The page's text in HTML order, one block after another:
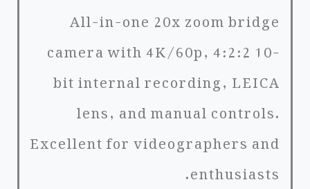
All-in-one 20x zoom bridge
camera with 4K/60p, 4:2:2 10-
bit internal recording, LEICA
lens, and manual controls.
Excellent for videographers and
enthusiasts.